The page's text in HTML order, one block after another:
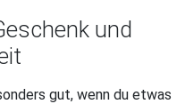
und
gut, wenn du etwas